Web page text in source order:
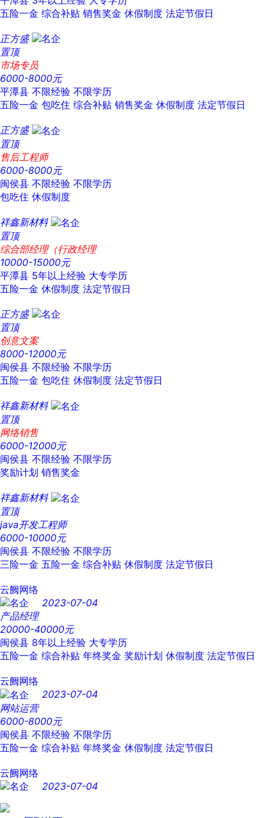
五险一金 综合补贴 销售奖金 休假制度 法定节假日
正方盛
置顶
市场专员
6000-8000元
平潭县 不限经验 不限学历
五险一金 包吃住 综合补贴 销售奖金 休假制度 法定节假日
正方盛
置顶
售后工程师
6000-8000元
闽侯县 不限经验 不限学历
包吃住 休假制度
祥鑫新材料
置顶
综合部经理（行政经理
10000-15000元
平潭县 5年以上经验 大专学历
五险一金 休假制度 法定节假日
正方盛
置顶
创意文案
8000-12000元
闽侯县 不限经验 不限学历
五险一金 包吃住 休假制度 法定节假日
祥鑫新材料
置顶
网络销售
6000-12000元
闽侯县 不限经验 不限学历
奖励计划 销售奖金
祥鑫新材料
置顶
java开发工程师
6000-10000元
闽侯县 不限经验 不限学历
三险一金 五险一金 综合补贴 休假制度 法定节假日
云阙网络
2023-07-04
产品经理
20000-40000元
闽侯县 8年以上经验 大专学历
五险一金 综合补贴 年终奖金 奖励计划 休假制度 法定节假日
云阙网络
2023-07-04
网站运营
6000-8000元
闽侯县 不限经验 不限学历
五险一金 综合补贴 年终奖金 休假制度 法定节假日
云阙网络
2023-07-04